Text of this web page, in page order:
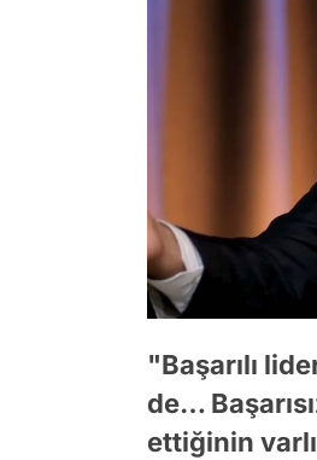
"Başarılı
de…
ettiğinin